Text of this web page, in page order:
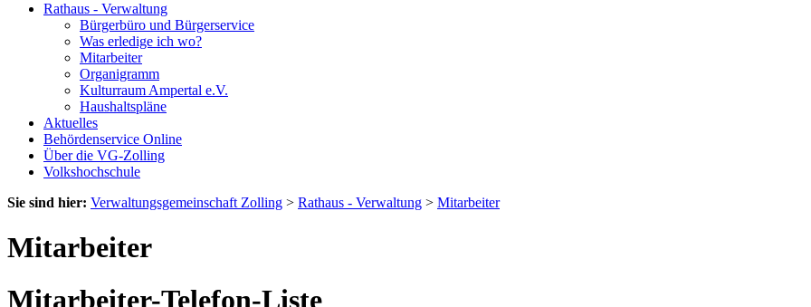
Rathaus - Verwaltung
Bürgerbüro und Bürgerservice
Was erledige ich wo?
Mitarbeiter
Organigramm
Kulturraum Ampertal e.V.
Haushaltspläne
Aktuelles
Behördenservice Online
Über die VG-Zolling
Volkshochschule
Sie sind hier: Verwaltungsgemeinschaft Zolling > Rathaus - Verwaltung > Mitarbeiter
Mitarbeiter
Mitarbeiter-Telefon-Liste